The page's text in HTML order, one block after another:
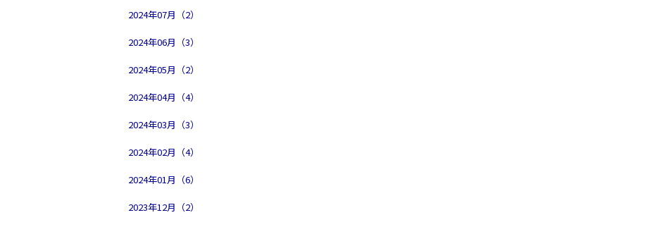
2024年07月（2）
2024年06月（3）
2024年05月（2）
2024年04月（4）
2024年03月（3）
2024年02月（4）
2024年01月（6）
2023年12月（2）